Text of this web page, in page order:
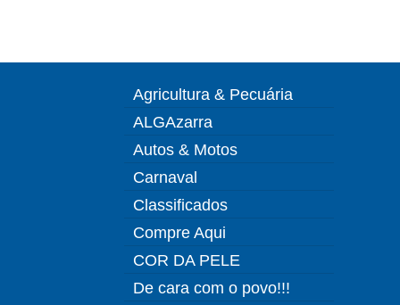
Agricultura & Pecuária
ALGAzarra
Autos & Motos
Carnaval
Classificados
Compre Aqui
COR DA PELE
De cara com o povo!!!